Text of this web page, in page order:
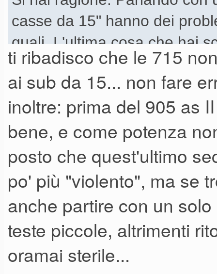
casse da 15" hanno dei
quali. L'ultima cosa che hai
non penso sia vera dato che
10 e delle 12. Quindi ora
prendendo due 705 as e
705 costa poco più di un
a 800 euro l'uno invece di
ti ribadisco che le 715
ai sub da 15... non fare
inoltre: prima del 905 as
bene, e come potenza
posto che quest'ultimo
po' più "violento", ma se
anche partire con un
teste piccole, altrimenti
oramai sterile...